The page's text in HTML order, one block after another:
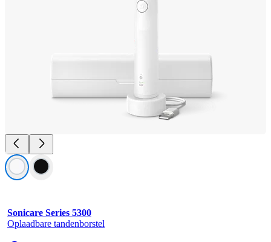
Sonicare Series 5300
Oplaadbare tandenborstel